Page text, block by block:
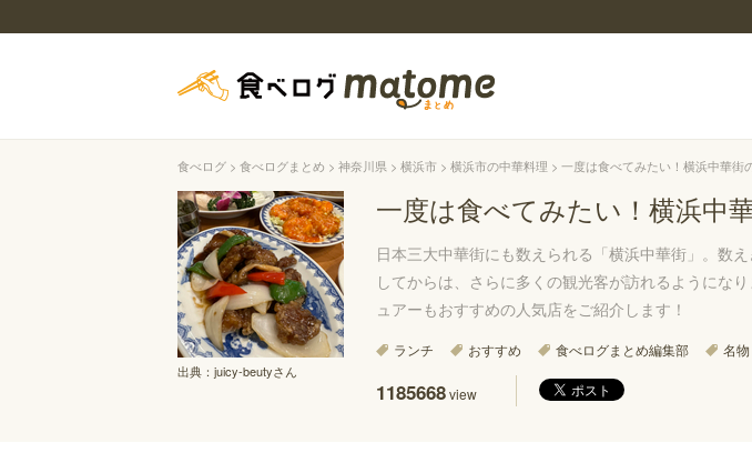
食べログ 食べログまとめ 神奈川県 横浜市 横浜市の中華料理 一度は食べてみたい！横浜中華街
出典： juicy-beutyさん
一度は食べてみたい！横浜中
日本三大中華街にも数えられる「横浜中華街」。数
してからは、さらに多くの観光客が訪れるようにな
ュアーもおすすめの人気店をご紹介します！
ランチ おすすめ 食べログまとめ編集部 名物
1185668view